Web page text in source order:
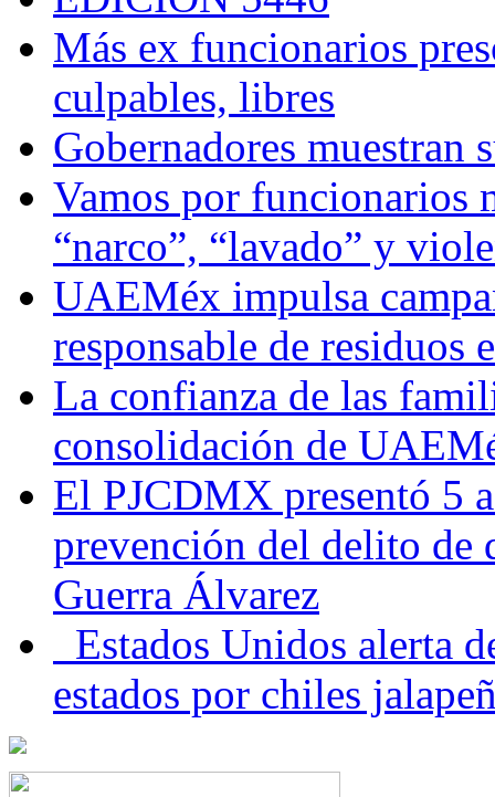
Más ex funcionarios
culpables, libres
Gobernadores muestran
Vamos por funcionarios
“narco”, “lavado” y
UAEMéx impulsa
responsable de residuos
La confianza de las
consolidación de
El PJCDMX presentó 5
prevención del delito de
Guerra Álvarez
Estados Unidos alerta
estados por chiles